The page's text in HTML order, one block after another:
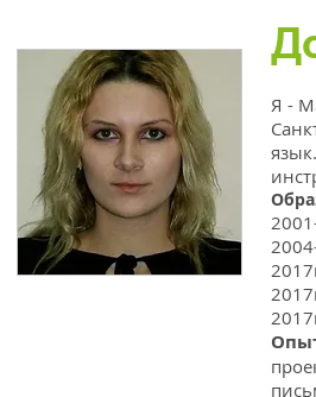
Я -
язык.